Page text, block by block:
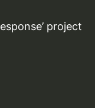
project